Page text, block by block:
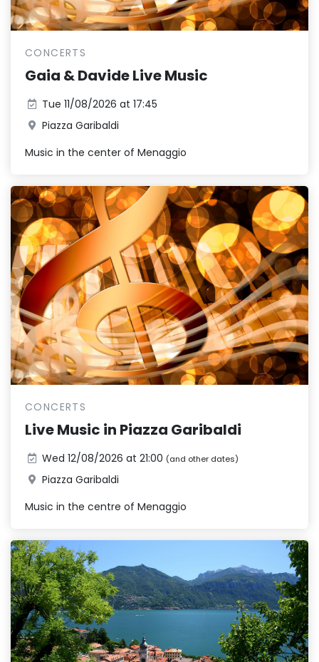
CONCERTS
Gaia & Davide Live Music
Tue 11/08/2026 at 17:45
Piazza Garibaldi
Music in the center of Menaggio
CONCERTS
Live Music in Piazza Garibaldi
Wed 12/08/2026 at 21:00 (and other dates)
Piazza Garibaldi
Music in the centre of Menaggio